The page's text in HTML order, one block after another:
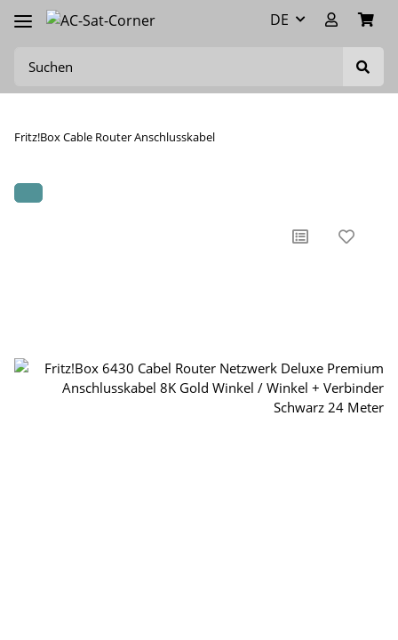
DE
Fritz!Box Cable Router Anschlusskabel